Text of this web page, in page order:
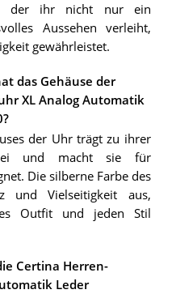
der ihr nicht nur ein
Aussehen verleiht,
gewährleistet.
das Gehäuse der
XL Analog Automatik
der Uhr trägt zu ihrer
und macht sie für
Die silberne Farbe des
und Vielseitigkeit aus,
Outfit und jeden Stil
Certina Herren-
Leder